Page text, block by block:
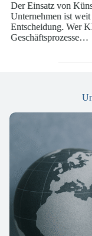
von Künstlicher
ist weit mehr als
Wer KI-